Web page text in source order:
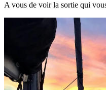
A vous de voir la sortie qui